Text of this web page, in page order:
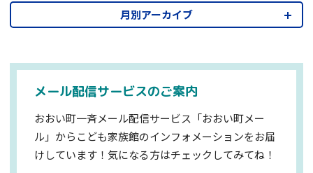
月別アーカイブ
メール配信サービスのご案内
おおい町一斉メール配信サービス「おおい町メー
ル」からこども家族館のインフォメーションをお届
けしています！気になる方はチェックしてみてね！